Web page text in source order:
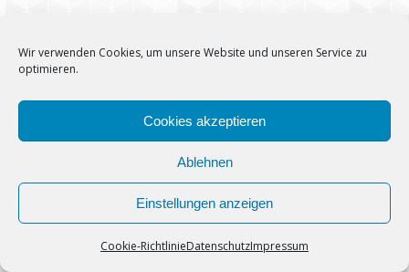
Wir verwenden Cookies, um unsere Website und unseren Service zu
optimieren.
Cookies akzeptieren
Ablehnen
Einstellungen anzeigen
Cookie-RichtlinieDatenschutzImpressum